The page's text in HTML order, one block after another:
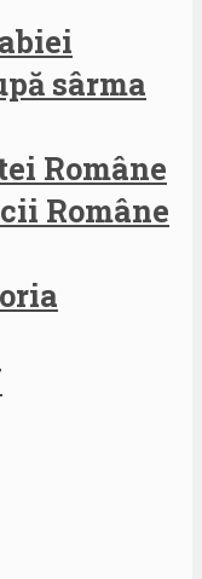
sârma
Române
Române